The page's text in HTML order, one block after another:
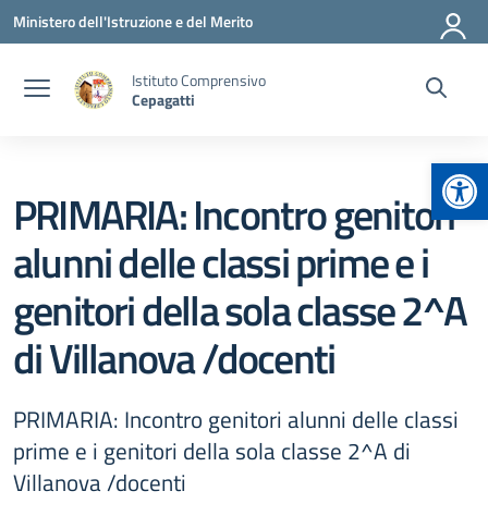
Vai ai contenuti
Vai al menu di navigazione
Vai al footer
Ministero dell'Istruzione e del Merito
Istituto Comprensivo
Cepagatti
PRIMARIA: Incontro genitori
alunni delle classi prime e i
genitori della sola classe 2^A
di Villanova /docenti
PRIMARIA: Incontro genitori alunni delle classi
prime e i genitori della sola classe 2^A di
Villanova /docenti